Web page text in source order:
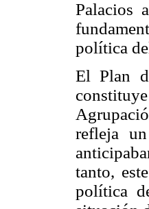
Palacios
política
El Plan
refleja
tanto,
política